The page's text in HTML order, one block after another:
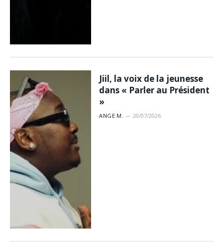
Jiil, la voix de la jeunesse
dans « Parler au Président
»
ANGE M. 20/07/2026